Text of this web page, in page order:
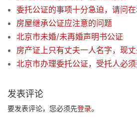
房屋继承公证应注意的问题
北京市未婚/未再婚声明书公证
北京市办理委托公证，受托人必须
发表评论
要发表评论，您必须先登录。